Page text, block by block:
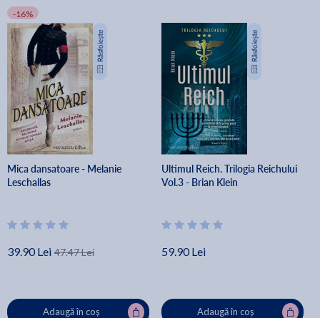
-16%
Mica dansatoare - Melanie
Leschallas
39.90 Lei 47.47 Lei
Adaugă în coș
Ultimul Reich. Trilogia Reichului
Vol.3 - Brian Klein
59.90 Lei
Adaugă în coș